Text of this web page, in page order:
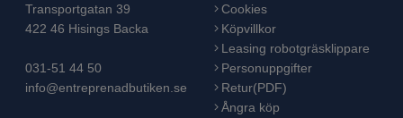
Transportgatan 39
422 46 Hisings Backa
031-51 44 50
info@entreprenadbutiken.se
Cookies
Köpvillkor
Leasing robotgräsklippare
Personuppgifter
Retur(PDF)
Ångra köp